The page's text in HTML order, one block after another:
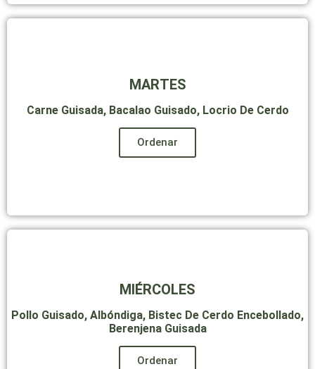
MARTES
Carne Guisada, Bacalao Guisado, Locrio De Cerdo
Ordenar
MIÉRCOLES
Pollo Guisado, Albóndiga, Bistec De Cerdo Encebollado,
Berenjena Guisada
Ordenar